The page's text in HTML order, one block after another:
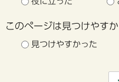
このページは見つけやす
見つけやすかった